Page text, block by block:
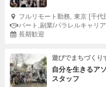
フルリモート勤務, 東京 [千代
パート,副業/パラレルキャリア
長期歓迎
遊びでまちづくり
自分を生きるア
スタッフ